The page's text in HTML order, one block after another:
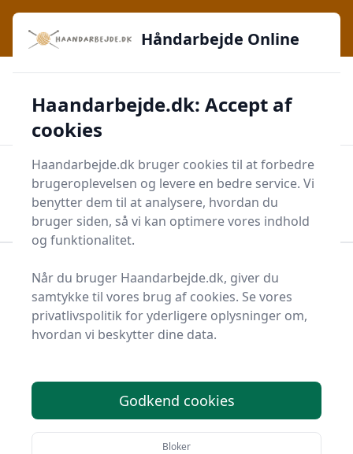
Håndarbejde Online - Inspiration, teknikker og fællesskab -
lige ved hånden
Shopping med sikkerhed ✔️ Altid de bedste priser
Mærker i høj kvalitet
Start søgning
Start søgning
Forside Krea Diverse Kreatilbehør Passepartout
Bedste passepartouter
og tilbud - top 1
Søger du efter de bedste passepartouter? På
Håndarbejde Online har vi udvalgt de 1 mest populære
produkter, så du nemt kan træffe et godt valg.
Håndarbejde Online
Haandarbejde.dk: Accept af
cookies
Haandarbejde.dk bruger cookies til at forbedre
brugeroplevelsen og levere en bedre service. Vi
benytter dem til at analysere, hvordan du
bruger siden, så vi kan optimere vores indhold
og funktionalitet.
Når du bruger Haandarbejde.dk, giver du
samtykke til vores brug af cookies. Se vores
privatlivspolitik for yderligere oplysninger om,
hvordan vi beskytter dine data.
Godkend cookies
Bloker